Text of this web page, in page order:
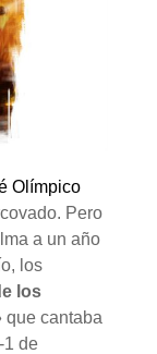
Olímpico
Pero
a un año
los
los
que cantaba
1 de